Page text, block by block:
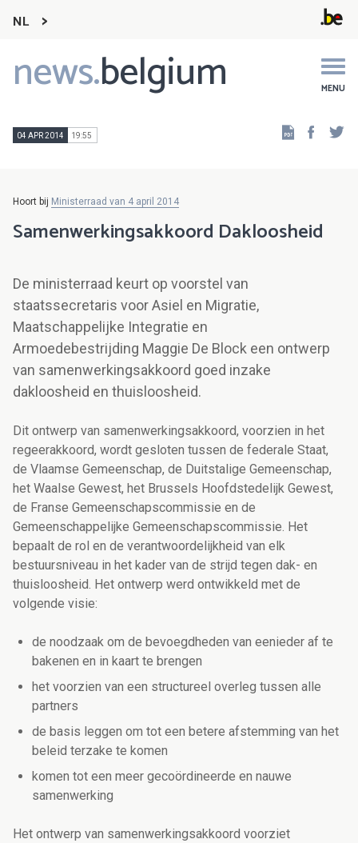
NL
news.belgium MENU
Main
navigation
04 APR 2014 19:55
Hoort bij Ministerraad van 4 april 2014
Samenwerkingsakkoord Dakloosheid
De ministerraad keurt op voorstel van
staatssecretaris voor Asiel en Migratie,
Maatschappelijke Integratie en
Armoedebestrijding Maggie De Block een ontwerp
van samenwerkingsakkoord goed inzake
dakloosheid en thuisloosheid.
Dit ontwerp van samenwerkingsakkoord, voorzien in het
regeerakkoord, wordt gesloten tussen de federale Staat,
de Vlaamse Gemeenschap, de Duitstalige Gemeenschap,
het Waalse Gewest, het Brussels Hoofdstedelijk Gewest,
de Franse Gemeenschapscommissie en de
Gemeenschappelijke Gemeenschapscommissie. Het
bepaalt de rol en de verantwoordelijkheid van elk
bestuursniveau in het kader van de strijd tegen dak- en
thuisloosheid. Het ontwerp werd ontwikkeld met de
volgende visie:
de noodzaak om de bevoegdheden van eenieder af te
bakenen en in kaart te brengen
het voorzien van een structureel overleg tussen alle
partners
de basis leggen om tot een betere afstemming van het
beleid terzake te komen
komen tot een meer gecoördineerde en nauwe
samenwerking
Het ontwerp van samenwerkingsakkoord voorziet